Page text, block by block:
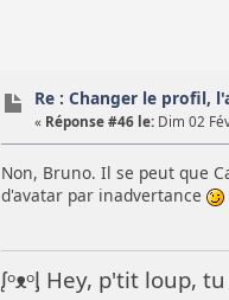
Re : Changer le profil,
« Réponse #46 le: Dim 02
Non, Bruno. Il se peut que
d'avatar par inadvertance
ᶘᵒᴥᵒᶅ Hey, p'tit loup,